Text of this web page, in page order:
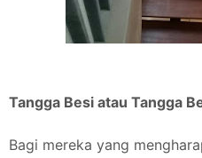
Tangga Besi atau Tangga
Bagi mereka yang